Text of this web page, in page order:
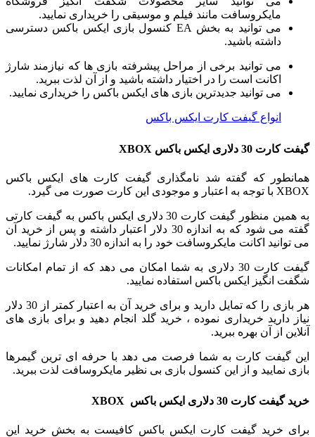
مایکروسافت مانند فیلم و موسیقی را خریداری نمایید.
می توانید به بخش EA کنسول بازی ایکس باکس دسترسی
داشته باشید.
می توانید برخی از مراحل پیشرفته بازی ها که نیازمند شارژ
اکانت است را در اختیار داشته باشید و از آن لذت ببرید.
می توانید جدیدترین بازی های ایکس باکس را خریداری نمایید.
انواع گیفت کارت ایکس باکس
گیفت کارت 30 دلاری ایکس باکس XBOX
همانطور که گفته شد نامگذاری گیفت کارت های ایکس باکس
XBOX با توجه به اعتبار و موجودی این کارت صورت می گیرد.
به همین منظور گیفت کارت 30 دلاری ایکس باکس به گیفت کارتی
گفته می شود که به اندازه 30 دلار اعتبار داشته و پس از خرید آن
می توانید اکانت مایکروسافت خود را به اندازه 30 دلار شارژ نمایید.
گیفت کارت 30 دلاری به شما امکان می دهد که از تمام امکانات
شگفت انگیز ایکس باکس استفاده نمایید.
هر بازی را که تمایل دارید و برای خرید آن به اعتبار کمتر از 30 دلار
نیاز دارید خریداری نموده ، خرید گلد انجام دهید و برای بازی های
آنلاین از آن بهره ببرید.
این گیفت کارت به شما فرصت می دهد با حرفه ای ترین گیمرها
بازی نمایید و از این کنسول بازی بی نظیر مایکروسافت لذت ببرید.
خرید گیفت کارت 30 دلاری ایکس باکس XBOX
برای خرید گیفت کارت ایکس باکس کافیست به بخش خرید این